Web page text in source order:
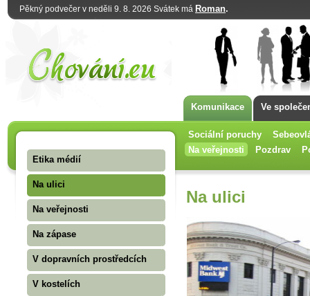
Pěkný podvečer v neděli 9. 8. 2026 Svátek má Roman.
Komunikace Ve
Sociální poruchy
Na veřejnosti
Pozdrav
Etika médií
Na ulici
Na veřejnosti
Na zápase
V dopravních prostředcích
V kostelích
Na ulici